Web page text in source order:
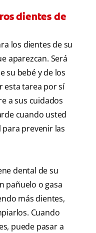
dientes de
los dientes de su
aparezcan. Será
su bebé y de los
esta tarea por sí
a sus cuidados
cuando usted
prevenir las
dental de su
pañuelo o gasa
más dientes,
Cuando
puede pasar a